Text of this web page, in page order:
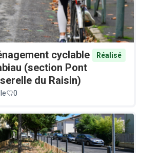
cyclable
(section Pont
du Raisin)
Réalisé
0